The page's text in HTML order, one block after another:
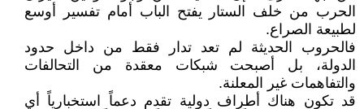
الحرب من خلف الستار يفتح الباب أمام تفسير أوسع
لطبيعة الصراع.
فالحروب الحديثة لم تعد تدار فقط من داخل حدود
الدولة، بل أصبحت شبكات معقدة من التحالفات
والتفاهمات غير المعلنة.
قد تكون هناك أطراف دولية تقدم دعماً استخبارياً أي